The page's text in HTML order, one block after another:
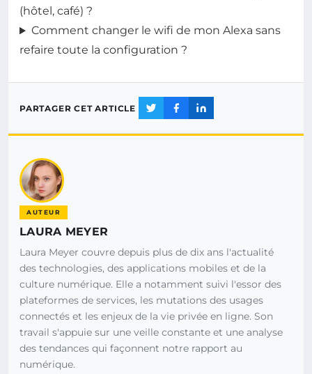
(hôtel, café) ?
Comment changer le wifi de mon Alexa sans
refaire toute la configuration ?
PARTAGER CET ARTICLE
AUTEUR
LAURA MEYER
Laura Meyer couvre depuis plus de dix ans l'actualité
des technologies, des applications mobiles et de la
culture numérique. Elle a notamment suivi l'essor des
plateformes de services, les mutations des usages
connectés et les enjeux de la vie privée en ligne. Son
travail s'appuie sur une veille constante et une analyse
des tendances qui façonnent notre rapport au
numérique.